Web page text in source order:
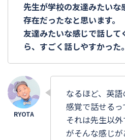
先生が学校の友達みたいな
存在だったなと思います。
友達みたいな感じで話して
ら、すごく話しやすかった。
なるほど、英
感覚で話せるっ
それは先生以
がそんな感じが